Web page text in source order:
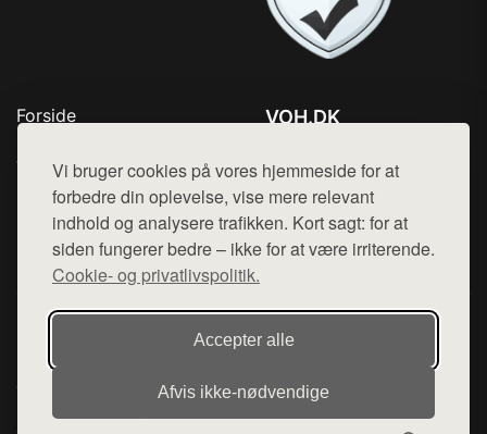
Vi bruger cookies på vores hjemmeside for at
forbedre din oplevelse, vise mere relevant
indhold og analysere trafikken. Kort sagt: for at
siden fungerer bedre – ikke for at være irriterende.
Cookie- og privatlivspolitik.
Accepter alle
Afvis ikke‑nødvendige
Forside
Top Rabatter
Kontakt
VOH.DK
Mail: hej@want.dk
Cookie- og privatlivspolitik
Denne side er en del af want.dk, der udgiver en række
hjemmesider med præsentation af forskellige produkter fra
diverse webshops. Der sælges ikke varer fra denne side - vi
henviser til de shops, som sælger varen. Vi har heller ikke